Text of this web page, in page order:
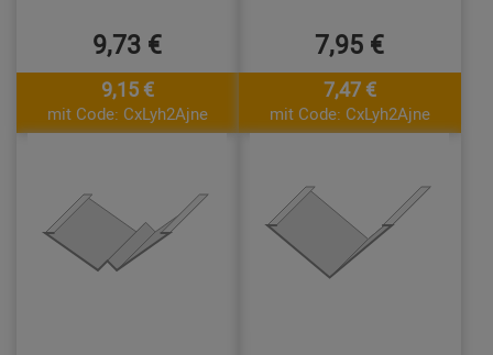
9,73 €
9,15 €
mit Code: CxLyh2Ajne
7,95 €
7,47 €
mit Code: CxLyh2Ajne